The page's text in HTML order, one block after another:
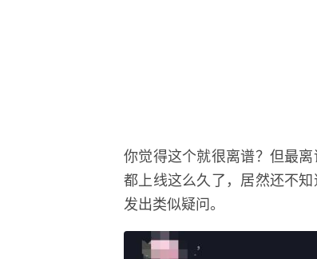
你觉得这个就很离谱？但最
都上线这么久了，居然还不
发出类似疑问。